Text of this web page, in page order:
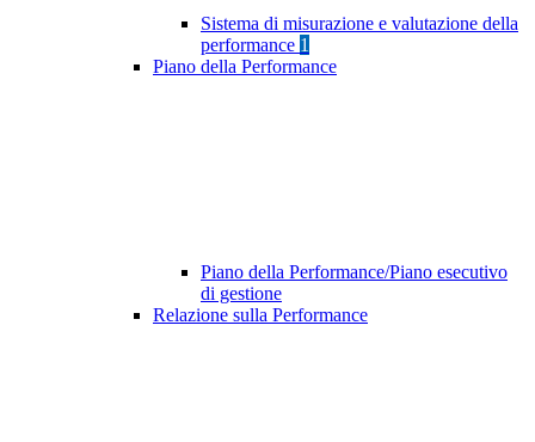
Sistema di misurazione e valutazione della
performance 1
Piano della Performance
Piano della Performance/Piano esecutivo
di gestione
Relazione sulla Performance